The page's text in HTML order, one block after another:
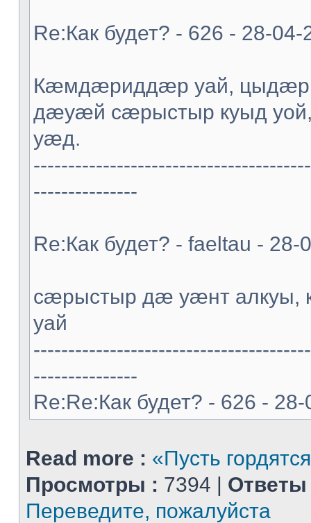
Re:Как будет? - 626 - 28-
Кæмдæриддæр уай,
дæуæй сæрыстыр куыд
уæд.
---------------
Re:Как будет? - faeltau - 28-
cæрыстыр дæ уæнт
уай
---------------
Re:Re:Как будет? - 626 -
Read more : «Пусть
Просмотры : 7394 | Ответы
Переведите, пожалуйста